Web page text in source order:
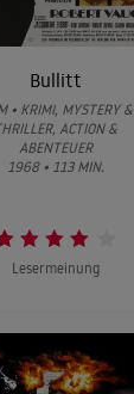
Bullitt
• KRIMI, MYSTERY &
ACTION &
ABENTEUER
1968 • 113 MIN.
Lesermeinung